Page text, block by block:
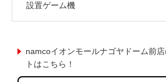
設置ゲーム機
namcoイオンモールナゴヤドーム前
トはこちら！